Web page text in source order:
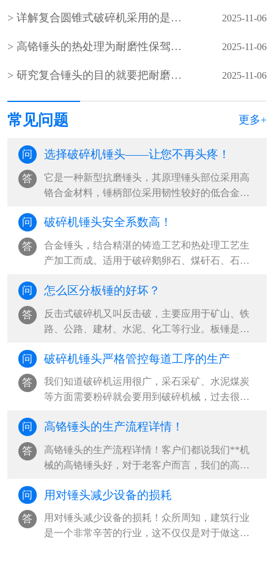
详解复合圆锥式破碎机采用的是什么破碎方法 2025-11-06
高铬锤头的热处理为耐磨性保驾护航​ 2025-11-06
研究复合锤头的目的就要把耐磨性发挥到圆满 2025-11-06
常见问题 更多+
问 选择破碎机锤头——让您不再头疼！
答
它是一种新型抗磨锤头，其原理锤头部位采用高
铬合金材料，锤柄部位采用韧性较好的低合金钢
问 破碎机锤头安全系数高！
答
合金锤头，结合精湛的铸造工艺和热处理工艺生
产加工而成。适用于破碎鹅卵石、煤矸石、石灰
问 怎么区分板锤的好坏？
答
反击式破碎机又叫反击破，主要应用于矿山、铁
路、公路、建材、水泥、化工等行业。板锤是反
问 破碎机锤头严格管控每道工序的生产
答
我们知道破碎机运用很广，采石采矿、水泥煤炭
等方面需要粉碎就会要用到破碎机械，过去很长
问 高铬锤头​的生产流程详情！
答
高铬锤头的生产流程详情！客户们都说我们**机
械的高铬锤头好，对于老客户而言，我们的高铬
问 用对锤头减少设备的损耗
答
用对锤头减少设备的损耗！众所周知，建筑行业
是一个非常辛苦的行业，这不仅仅是对于做这个